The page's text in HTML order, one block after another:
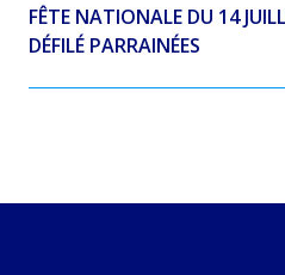
FÊTE NATIONALE DU 14
DÉFILÉ PARRAINÉES